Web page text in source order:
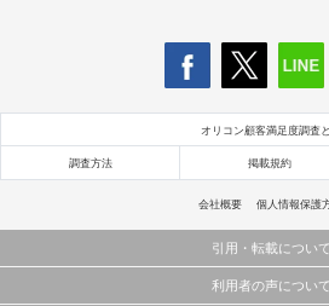
オリコン顧客満足度調査
調査方法 掲載規約
会社概要 個人情報保護
引用・転載について
当サイトで公開されている情報（文字、写真、イラスト
利用者の声について